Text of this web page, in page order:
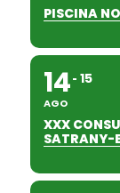
PISCINA
14
AGO
15
XXX
SATRANY-